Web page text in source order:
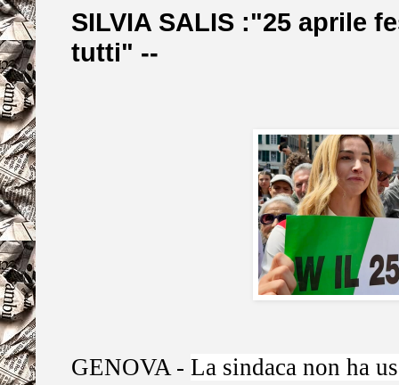
SILVIA SALIS :"25 aprile
tutti" --
GENOVA - La sindaca non ha